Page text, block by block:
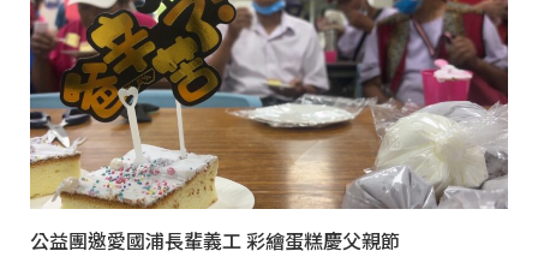
公益團邀愛國浦長輩義工 彩繪蛋糕慶父親節